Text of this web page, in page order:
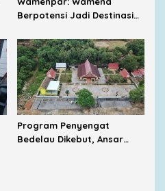
Berpotensi Jadi Destinasi
Agrowisata Unggulan
Indonesia
Program Penyengat
Bedelau Dikebut, Ansar